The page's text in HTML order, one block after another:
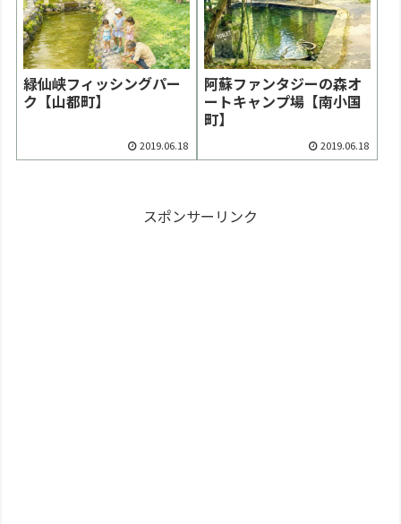
緑仙峡フィッシングパー
ク【山都町】
2019.06.18
阿蘇ファンタジーの森オ
ートキャンプ場【南小国
町】
2019.06.18
スポンサーリンク